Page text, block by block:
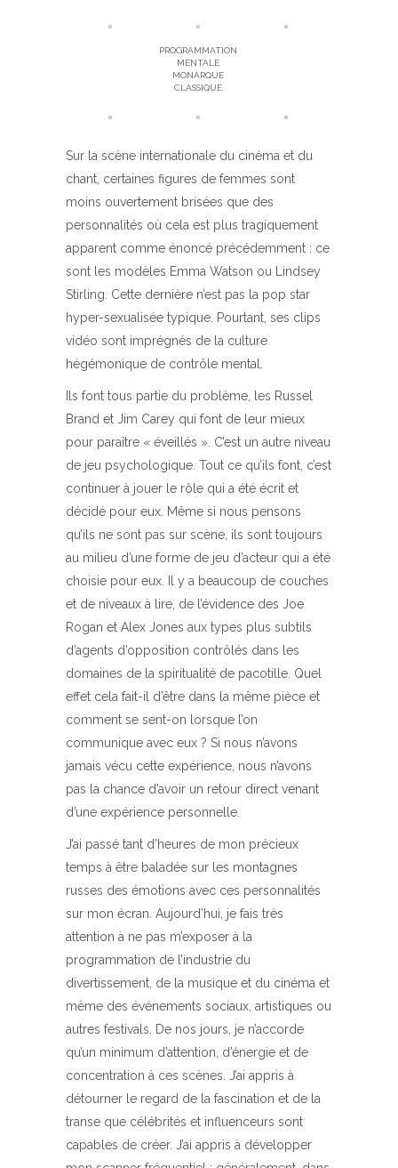
PROGRAMMATION
MENTALE
MONARQUE
CLASSIQUE
Sur la scène internationale du cinéma et du
chant, certaines figures de femmes sont
moins ouvertement brisées que des
personnalités où cela est plus tragiquement
apparent comme énoncé précédemment : ce
sont les modèles Emma Watson ou Lindsey
Stirling. Cette dernière n’est pas la pop star
hyper-sexualisée typique. Pourtant, ses clips
vidéo sont imprégnés de la culture
hégémonique de contrôle mental.
Ils font tous partie du problème, les Russel
Brand et Jim Carey qui font de leur mieux
pour paraître « éveillés ». C’est un autre niveau
de jeu psychologique. Tout ce qu’ils font, c’est
continuer à jouer le rôle qui a été écrit et
décidé pour eux. Même si nous pensons
qu’ils ne sont pas sur scène, ils sont toujours
au milieu d’une forme de jeu d’acteur qui a été
choisie pour eux. Il y a beaucoup de couches
et de niveaux à lire, de l’évidence des Joe
Rogan et Alex Jones aux types plus subtils
d’agents d’opposition contrôlés dans les
domaines de la spiritualité de pacotille. Quel
effet cela fait-il d’être dans la même pièce et
comment se sent-on lorsque l’on
communique avec eux ? Si nous n’avons
jamais vécu cette expérience, nous n’avons
pas la chance d’avoir un retour direct venant
d’une expérience personnelle.
J’ai passé tant d’heures de mon précieux
temps à être baladée sur les montagnes
russes des émotions avec ces personnalités
sur mon écran. Aujourd’hui, je fais très
attention à ne pas m’exposer à la
programmation de l’industrie du
divertissement, de la musique et du cinéma et
même des événements sociaux, artistiques ou
autres festivals. De nos jours, je n’accorde
qu’un minimum d’attention, d’énergie et de
concentration à ces scènes. J’ai appris à
détourner le regard de la fascination et de la
transe que célébrités et influenceurs sont
capables de créer. J’ai appris à développer